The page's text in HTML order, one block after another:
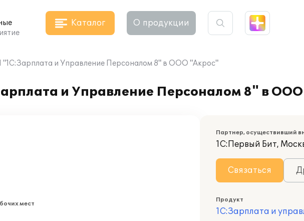
Каталог О продукции
"1С:Зарплата и Управление Персоналом 8" в ООО "Акрос"
и Управление Персоналом 8" в
мест
Партнер, осуществивший
1С:Первый Бит,
Связаться
Продукт
1С:Зарплата и